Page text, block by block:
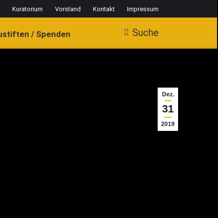
Kuratorium Vorstand Kontakt Impressum
/ Spenden Search:
Suche
Dez.
31
2019